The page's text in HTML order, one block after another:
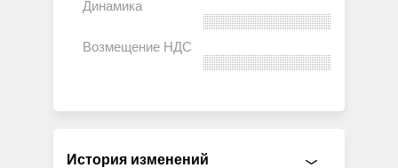
История изменений